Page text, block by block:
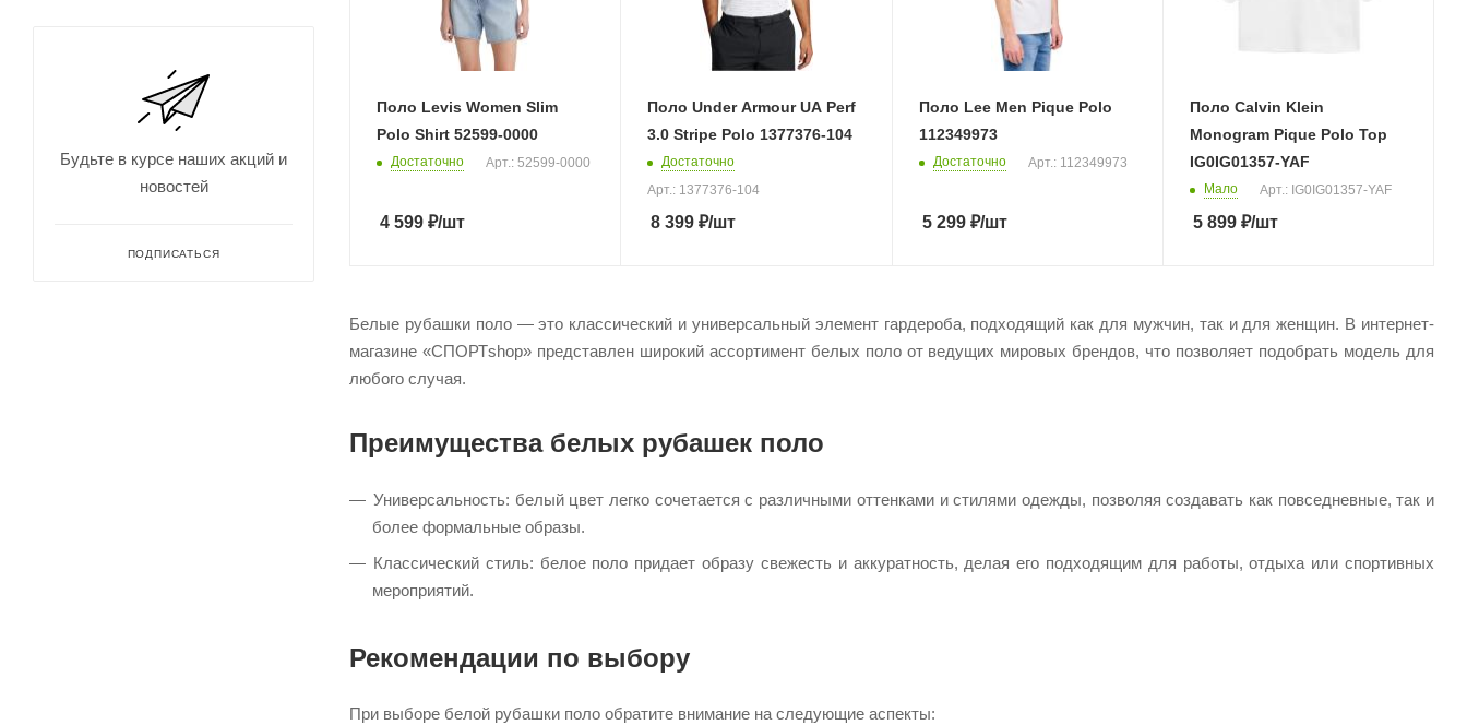
Поло Levis Women Slim
Polo Shirt 52599-0000
Достаточно Арт.: 52599-0000
4 599 ₽/шт
Поло Under Armour UA Perf
3.0 Stripe Polo 1377376-104
Достаточно
Арт.: 1377376-104
8 399 ₽/шт
Поло Lee Men Pique Polo
112349973
Достаточно Арт.: 112349973
5 299₽/шт
Поло Calvin Klein
Monogram Pique Polo Top
IG0IG01357-YAF
Мало Арт.: IG0IG01357-YAF
5 899₽/шт
Белые рубашки поло — это классический и универсальный элемент гардероба, подходящий как для мужчин, так и для женщин. В интернет-
магазине «СПОРТshop» представлен широкий ассортимент белых поло от ведущих мировых брендов, что позволяет подобрать модель для
любого случая.​
Преимущества белых рубашек поло
Универсальность: белый цвет легко сочетается с различными оттенками и стилями одежды, позволяя создавать как повседневные, так и
более формальные образы.​
Классический стиль: белое поло придает образу свежесть и аккуратность, делая его подходящим для работы, отдыха или спортивных
мероприятий.​
Рекомендации по выбору
При выборе белой рубашки поло обратите внимание на следующие аспекты:
Будьте в курсе наших акций и
новостей
ПОДПИСАТЬСЯ